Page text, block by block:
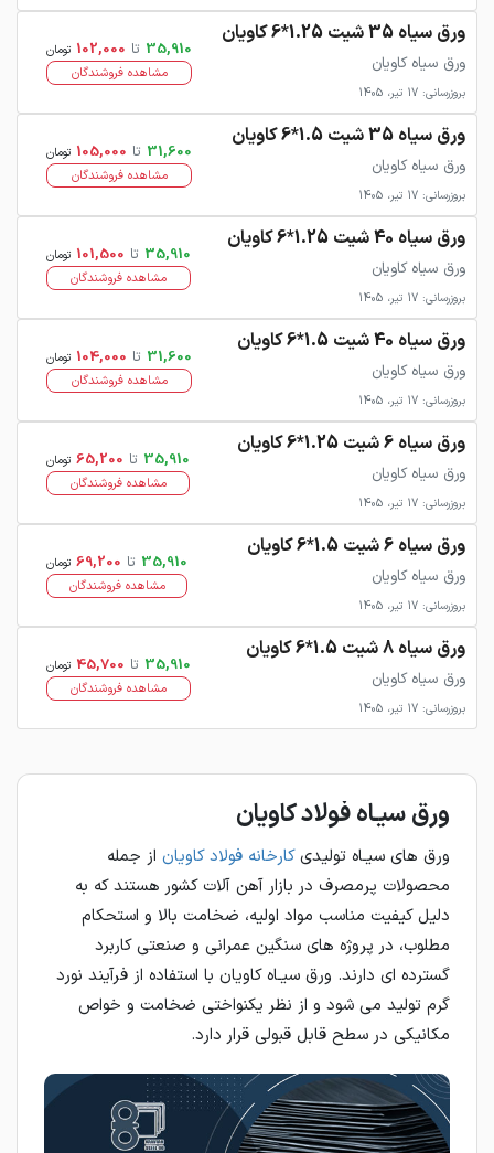
ورق سیاه 35 شیت 1.25*6 کاویان
ورق سیاه کاویان
بروزرسانی: 17 تیر، 1405
35,910 تا 102,000 تومان
مشاهده فروشندگان
ورق سیاه 35 شیت 1.5*6 کاویان
ورق سیاه کاویان
بروزرسانی: 17 تیر، 1405
31,600 تا 105,000 تومان
مشاهده فروشندگان
ورق سیاه 40 شیت 1.25*6 کاویان
ورق سیاه کاویان
بروزرسانی: 17 تیر، 1405
35,910 تا 101,500 تومان
مشاهده فروشندگان
ورق سیاه 40 شیت 1.5*6 کاویان
ورق سیاه کاویان
بروزرسانی: 17 تیر، 1405
31,600 تا 104,000 تومان
مشاهده فروشندگان
ورق سیاه 6 شیت 1.25*6 کاویان
ورق سیاه کاویان
بروزرسانی: 17 تیر، 1405
35,910 تا 65,200 تومان
مشاهده فروشندگان
ورق سیاه 6 شیت 1.5*6 کاویان
ورق سیاه کاویان
بروزرسانی: 17 تیر، 1405
35,910 تا 69,200 تومان
مشاهده فروشندگان
ورق سیاه 8 شیت 1.5*6 کاویان
ورق سیاه کاویان
بروزرسانی: 17 تیر، 1405
35,910 تا 45,700 تومان
مشاهده فروشندگان
ورق سيـاه فولاد كاويان
ورق هاي سيـاه توليديكارخانه فولاد كاويان از جمله
محصولات پرمصرف در بازار آهن آلات كشور هستند كه به
دليل كيفيت مناسب مواد اوليه، ضخامت بالا و استحكام
مطلوب، در پروژه هاي سنگين عمراني و صنعتي كاربرد
گسترده اي دارند. ورق سيـاه كاويان با استفاده از فرآيند نورد
گرم توليد مي شود و از نظر يكنواختي ضخامت و خواص
مكانيكي در سطح قابل قبولي قرار دارد.